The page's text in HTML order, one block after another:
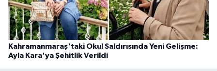
Kahramanmaraş'taki Okul Saldırısında Yeni Gelişme:
Ayla Kara'ya Şehitlik Verildi